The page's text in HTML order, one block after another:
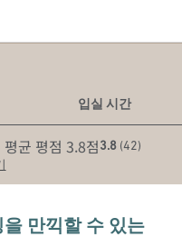
입실 시간
3.8 (42)
만끽할 수 있는